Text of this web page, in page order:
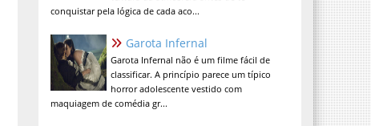
conquistar pela lógica de cada aco...
Garota Infernal
Garota Infernal não é um filme fácil de
classificar. A princípio parece um típico
horror adolescente vestido com
maquiagem de comédia gr...